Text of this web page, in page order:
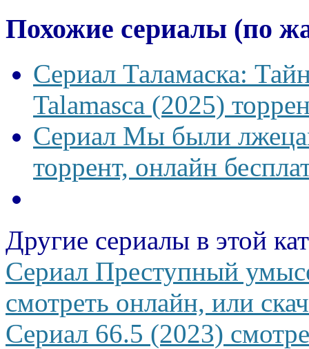
Похожие сериалы (по
Сериал Таламаска:
Talamasca (2025)
Сериал Мы были
торрент, онлайн
Другие сериалы в этой
Сериал Преступный
смотреть онлайн, или
Сериал 66.5 (2023)